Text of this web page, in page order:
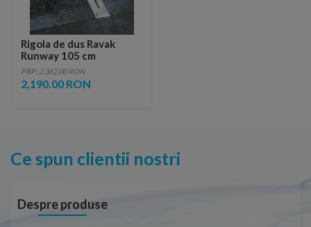
Rigola de dus Ravak
Runway 105 cm
PRP: 2,362.00 RON
2,190.00 RON
Ce spun clientii nostri
Despre produse